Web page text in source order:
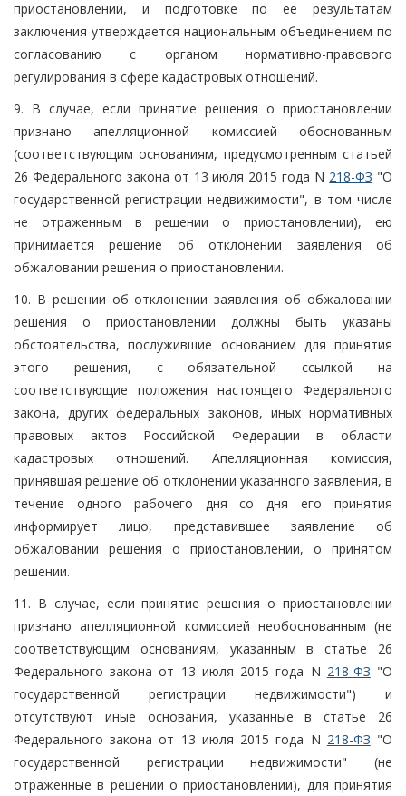
приостановлении, и подготовке по ее результатам
заключения утверждается национальным объединением по
согласованию с органом нормативно-правового
регулирования в сфере кадастровых отношений.
9. В случае, если принятие решения о приостановлении
признано апелляционной комиссией обоснованным
(соответствующим основаниям, предусмотренным статьей
26 Федерального закона от 13 июля 2015 года N 218-ФЗ "О
государственной регистрации недвижимости", в том числе
не отраженным в решении о приостановлении), ею
принимается решение об отклонении заявления об
обжаловании решения о приостановлении.
10. В решении об отклонении заявления об обжаловании
решения о приостановлении должны быть указаны
обстоятельства, послужившие основанием для принятия
этого решения, с обязательной ссылкой на
соответствующие положения настоящего Федерального
закона, других федеральных законов, иных нормативных
правовых актов Российской Федерации в области
кадастровых отношений. Апелляционная комиссия,
принявшая решение об отклонении указанного заявления, в
течение одного рабочего дня со дня его принятия
информирует лицо, представившее заявление об
обжаловании решения о приостановлении, о принятом
решении.
11. В случае, если принятие решения о приостановлении
признано апелляционной комиссией необоснованным (не
соответствующим основаниям, указанным в статье 26
Федерального закона от 13 июля 2015 года N 218-ФЗ "О
государственной регистрации недвижимости") и
отсутствуют иные основания, указанные в статье 26
Федерального закона от 13 июля 2015 года N 218-ФЗ "О
государственной регистрации недвижимости" (не
отраженные в решении о приостановлении), для принятия